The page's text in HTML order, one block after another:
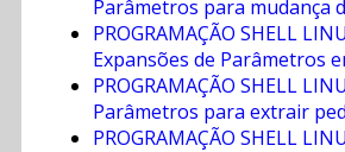
Parâmetros para mudança
PROGRAMAÇÃO SHELL
Expansões de Parâmetros
PROGRAMAÇÃO SHELL
Parâmetros para extrair
PROGRAMAÇÃO SHELL